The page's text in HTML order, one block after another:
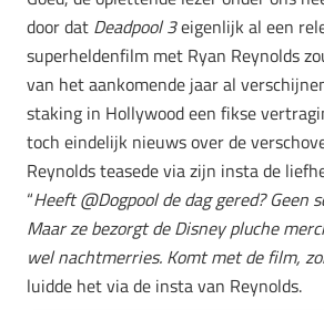
door dat Deadpool 3eigenlijk al een
superheldenfilm met Ryan Reynolds
van het aankomende jaar al
staking in Hollywood een fikse
toch eindelijk nieuws over de
Reynolds teasede via zijn insta de
“Heeft @Dogpool de dag gered? Geen
Maar ze bezorgt de Disney pluche
wel nachtmerries. Komt met de film,
luidde het via de insta van Reynolds.